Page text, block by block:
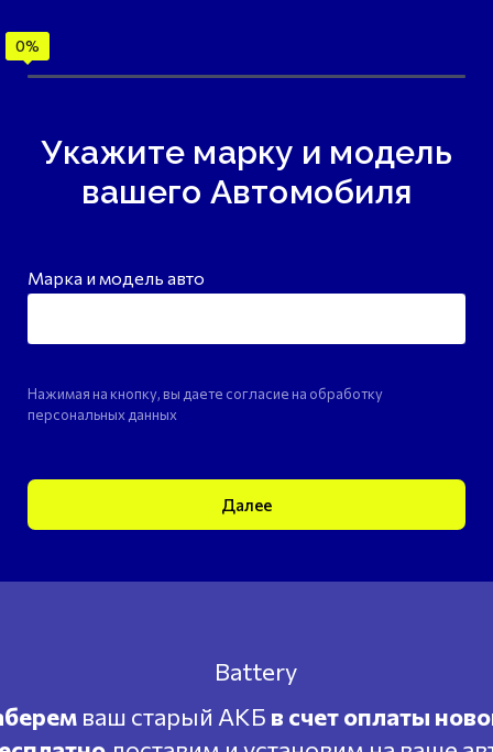
Укажите марку и модель
вашего Автомобиля
Марка и модель авто
Нажимая на кнопку, вы даете согласие на обработку
персональных данных
Далее
ваш старый АКБ в счет оплаты